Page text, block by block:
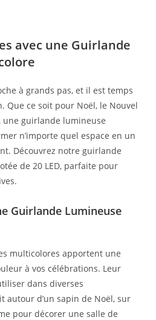
avec une Guirlande
à grands pas, et il est temps
Que ce soit pour Noël, le Nouvel
une guirlande lumineuse
n’importe quel espace en un
Découvrez notre guirlande
de 20 LED, parfaite pour
Guirlande Lumineuse
multicolores apportent une
à vos célébrations. Leur
dans diverses
autour d’un sapin de Noël, sur
pour décorer une salle de